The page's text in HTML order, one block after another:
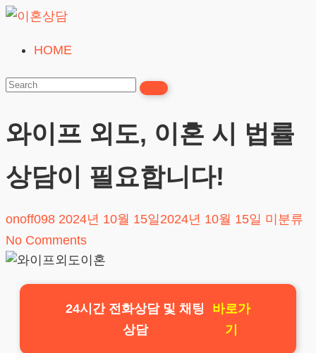
Skip
content
혼
담
HOME
와이프 외도, 이혼 시 법률
상담이 필요합니다!
onoff098 2024년 10월 15일 2024년 10월 15일 미분류
No Comments
24시간 전화상담 및 채팅
상담
바로가
기